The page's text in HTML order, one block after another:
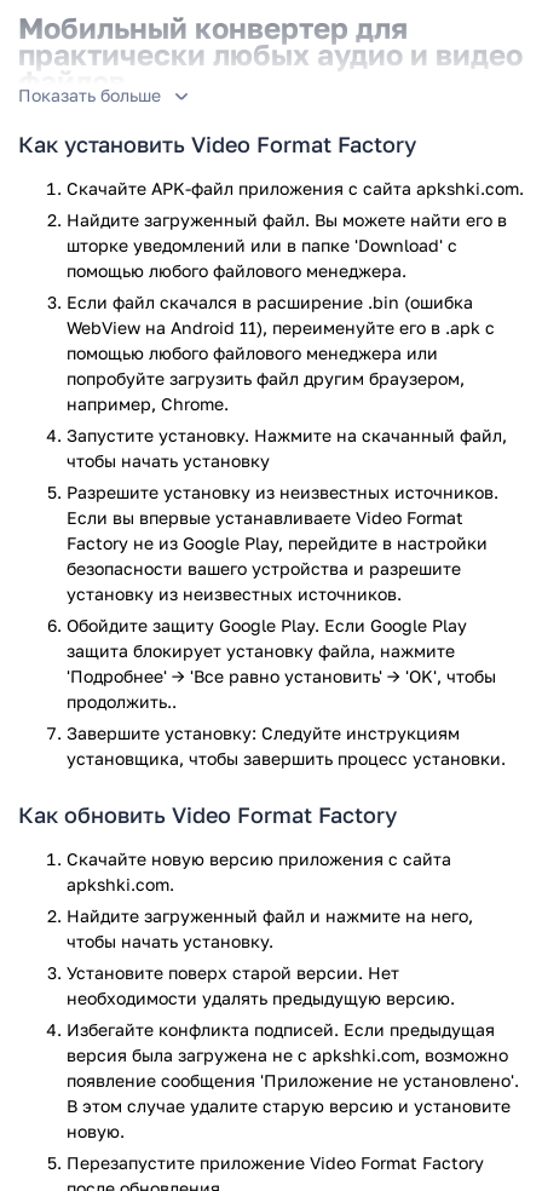
Мобильный конвертер для
практически любых аудио и видео
файлов
распространенный формат? Нужно извлечь аудио-
дорожку из видео? Тогда вам наверняка поможет эта
программа. Она не только поддерживает все осноные
форматы файлов, но и позволяет сжимать полученные
файлы, без потери качества. Это поможет комфортно
хранить любимую музыку в памяти устаревших телефонов,
с малым объёмом памяти, либо быстро делиться
аудиозаписями с друзьями, через Интернет. А приятным
дополнением станет очень простой и понятный
интерфейс, который сделает работу с приложением проще
Ключевые особенности:
Поддержка практически всех основных форматов.
Среди них Mp3, Mp4, Flv, WebM, Avi, Mkv, Wav и т.д.
Простое и быстрое конвертирование.
Функция сжатия полученных файлов.
Настройка формата выходного файла, его размера,
соотношения сторон, битрейта, количества кадров в
секунду и т.д.
Возможность разбить видеоролики на несколько
частей, извлечь из них MP3, сохранить видео в
обратном режиме, удалить водяной знак и т.д.
после редактирования, используя популярные
Нужен простой в использовании видео конвертер? Тогда
скачайте Video Format Factory для Android.
антивирусом VirusTotal. В результате проверки по всем
последним сигнатурам заражения файлов не выявлено.
Показать больше
Как установить Video Format Factory
Скачайте APK-файл приложения с сайта apkshki.com.
Найдите загруженный файл. Вы можете найти его в
шторке уведомлений или в папке 'Download' с
помощью любого файлового менеджера.
Если файл скачался в расширение .bin (ошибка
WebView на Android 11), переименуйте его в .apk с
помощью любого файлового менеджера или
попробуйте загрузить файл другим браузером,
например, Chrome.
Запустите установку. Нажмите на скачанный файл,
чтобы начать установку
Разрешите установку из неизвестных источников.
Если вы впервые устанавливаете Video Format
Factory не из Google Play, перейдите в настройки
безопасности вашего устройства и разрешите
установку из неизвестных источников.
Обойдите защиту Google Play. Если Google Play
защита блокирует установку файла, нажмите
'Подробнее' → 'Все равно установить' → 'OK', чтобы
продолжить..
Завершите установку: Следуйте инструкциям
установщика, чтобы завершить процесс установки.
Как обновить Video Format Factory
Скачайте новую версию приложения с сайта
apkshki.com.
Найдите загруженный файл и нажмите на него,
чтобы начать установку.
Установите поверх старой версии. Нет
необходимости удалять предыдущую версию.
Избегайте конфликта подписей. Если предыдущая
версия была загружена не с apkshki.com, возможно
появление сообщения 'Приложение не установлено'.
В этом случае удалите старую версию и установите
новую.
Перезапустите приложениe Video Format Factory